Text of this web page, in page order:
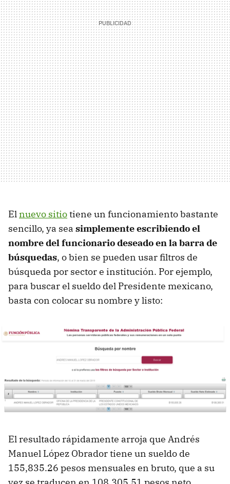
Elnuevo sitiotiene un funcionamiento bastante
sencillo, ya sea simplemente escribiendo el
nombre del funcionario deseado en la barra de
búsquedas, o bien se pueden usar filtros de
búsqueda por sector e institución. Por ejemplo,
para buscar el sueldo del Presidente mexicano,
basta con colocar su nombre y listo:
El resultado rápidamente arroja que Andrés
Manuel López Obrador tiene un sueldo de
155,835.26 pesos mensuales en bruto, que a su